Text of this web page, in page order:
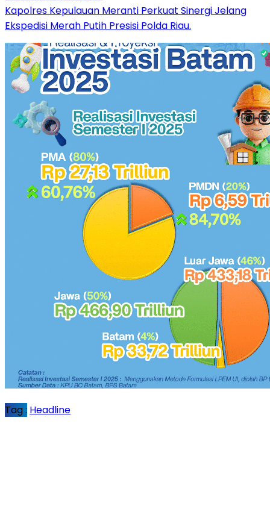
Kapolres Kepulauan Meranti Perkuat Sinergi Jelang
Ekspedisi Merah Putih Presisi Polda Riau.
Tag : Headline